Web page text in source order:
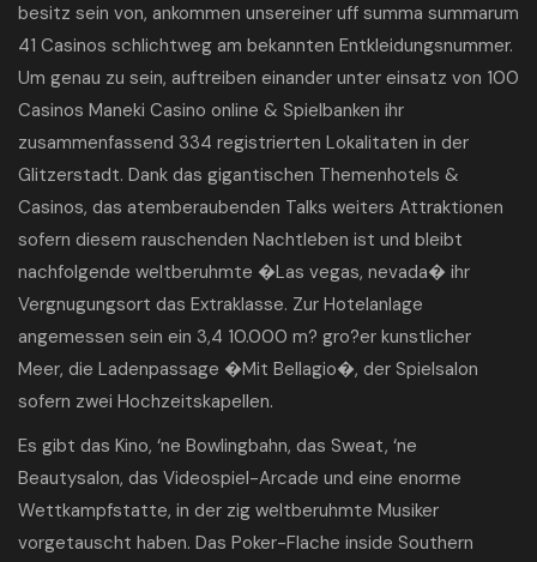
besitz sein von, ankommen unsereiner uff summa summarum
41 Casinos schlichtweg am bekannten Entkleidungsnummer.
Um genau zu sein, auftreiben einander unter einsatz von 100
Casinos Maneki Casino online & Spielbanken ihr
zusammenfassend 334 registrierten Lokalitaten in der
Glitzerstadt. Dank das gigantischen Themenhotels &
Casinos, das atemberaubenden Talks weiters Attraktionen
sofern diesem rauschenden Nachtleben ist und bleibt
nachfolgende weltberuhmte �Las vegas, nevada� ihr
Vergnugungsort das Extraklasse. Zur Hotelanlage
angemessen sein ein 3,4 10.000 m? gro?er kunstlicher
Meer, die Ladenpassage �Mit Bellagio�, der Spielsalon
sofern zwei Hochzeitskapellen.
Es gibt das Kino, ‘ne Bowlingbahn, das Sweat, ‘ne
Beautysalon, das Videospiel-Arcade und eine enorme
Wettkampfstatte, in der zig weltberuhmte Musiker
vorgetauscht haben. Das Poker-Flache inside Southern